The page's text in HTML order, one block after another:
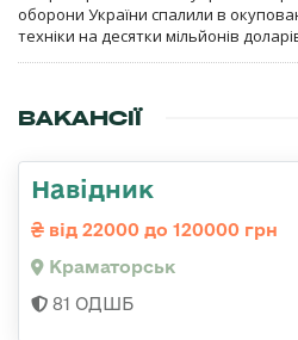
оборони України спалили в
техніки на десятки мільйонів
ВАКАНСІЇ
Навідник
від 22000 до 120000 грн
Краматорськ
81 ОДШБ